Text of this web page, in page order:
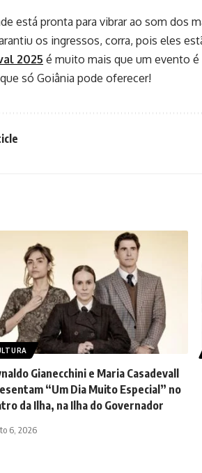
está pronta para vibrar ao som dos
os ingressos, corra, pois eles
2025 é muito mais que um evento é
só Goiânia pode oferecer!
Gianecchini e Maria Casadevall
“Um Dia Muito Especial” no
da Ilha, na Ilha do Governador
6, 2026